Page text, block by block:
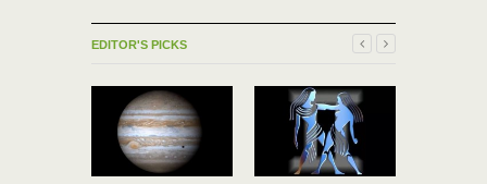
EDITOR'S PICKS